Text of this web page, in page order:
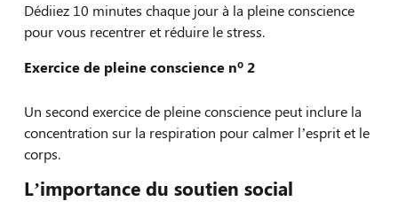
Dédiiez 10 minutes chaque jour à la pleine conscience
pour vous recentrer et réduire le stress.
Exercice de pleine conscience nº 2
Un second exercice de pleine conscience peut inclure la
concentration sur la respiration pour calmer l’esprit et le
corps.
L’importance du soutien social